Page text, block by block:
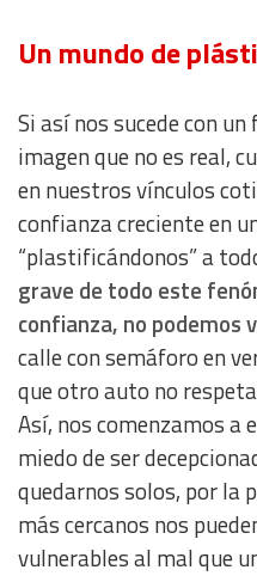
Un mundo de
Si así nos sucede con
imagen que no es real,
en nuestros vínculos
confianza creciente en
“plastificándonos” a
grave de todo este
confianza, no podemos
calle con semáforo en
que otro auto no
Así, nos comenzamos a
miedo de ser
quedarnos solos, por la
más cercanos nos
vulnerables al mal que